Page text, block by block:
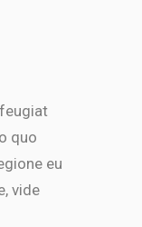
quo
eu
vide